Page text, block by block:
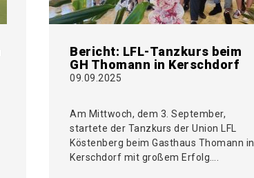
Bericht: LFL-Tanzkurs beim
GH Thomann in Kerschdorf
09.09.2025
Am Mittwoch, dem 3. September,
startete der Tanzkurs der Union LFL
Köstenberg beim Gasthaus Thomann in
Kerschdorf mit großem Erfolg….